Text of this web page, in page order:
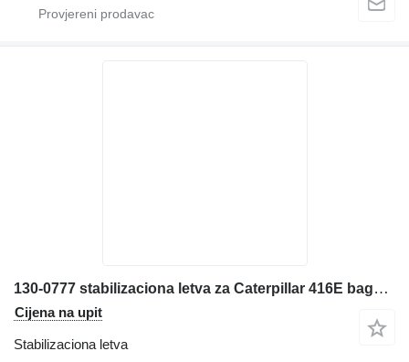
130-0777 stabilizaciona letva za Caterpillar 416E bagera-utovarivača
Cijena na upit
Stabilizaciona letva